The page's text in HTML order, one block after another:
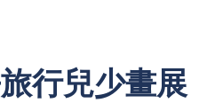
行兒少畫展